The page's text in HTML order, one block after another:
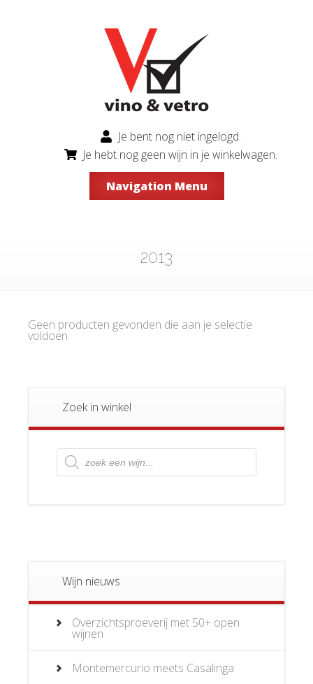
Je bent nog niet ingelogd.
Je hebt nog geen wijn in je winkelwagen.
Navigation Menu
2013
Geen producten gevonden die aan je selectie
voldoen.
Zoek in winkel
Producten
zoeken
Wijn nieuws
Overzichtsproeverij met 50+ open
wijnen
Montemercurio meets Casalinga